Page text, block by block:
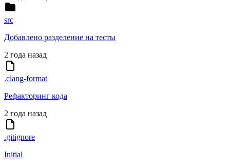
src
Добавлено разделение на тесты
2 года назад
.clang-format
Рефакторинг кода
2 года назад
.gitignore
Initial